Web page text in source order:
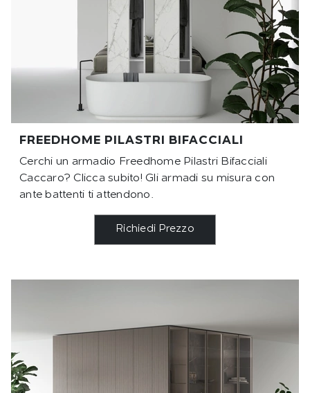
FREEDHOME PILASTRI BIFACCIALI
Cerchi un armadio Freedhome Pilastri Bifacciali
Caccaro? Clicca subito! Gli armadi su misura con
ante battenti ti attendono.
Richiedi Prezzo